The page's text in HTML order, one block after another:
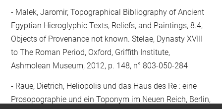
Malek, Jaromir, Topographical Bibliography of Ancient
Egyptian Hieroglyphic Texts, Reliefs, and Paintings, 8.4,
Objects of Provenance not known. Stelae, Dynasty XVIII
to The Roman Period, Oxford, Griffith Institute,
Ashmolean Museum, 2012, p. 148, n° 803-050-284
Raue, Dietrich, Heliopolis und das Haus des Re : eine
Prosopographie und ein Toponym im Neuen Reich, Berlin,